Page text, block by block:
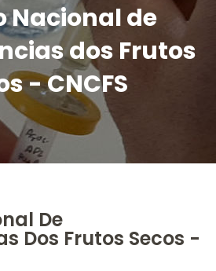
Nacional de
dos Frutos
- CNCFS
De
Dos Frutos Secos -